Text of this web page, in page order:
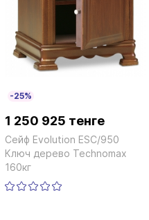
-25%
1 250 925 тенге
Сейф Evolution ESC/950
Ключ дерево Technomax
160кг